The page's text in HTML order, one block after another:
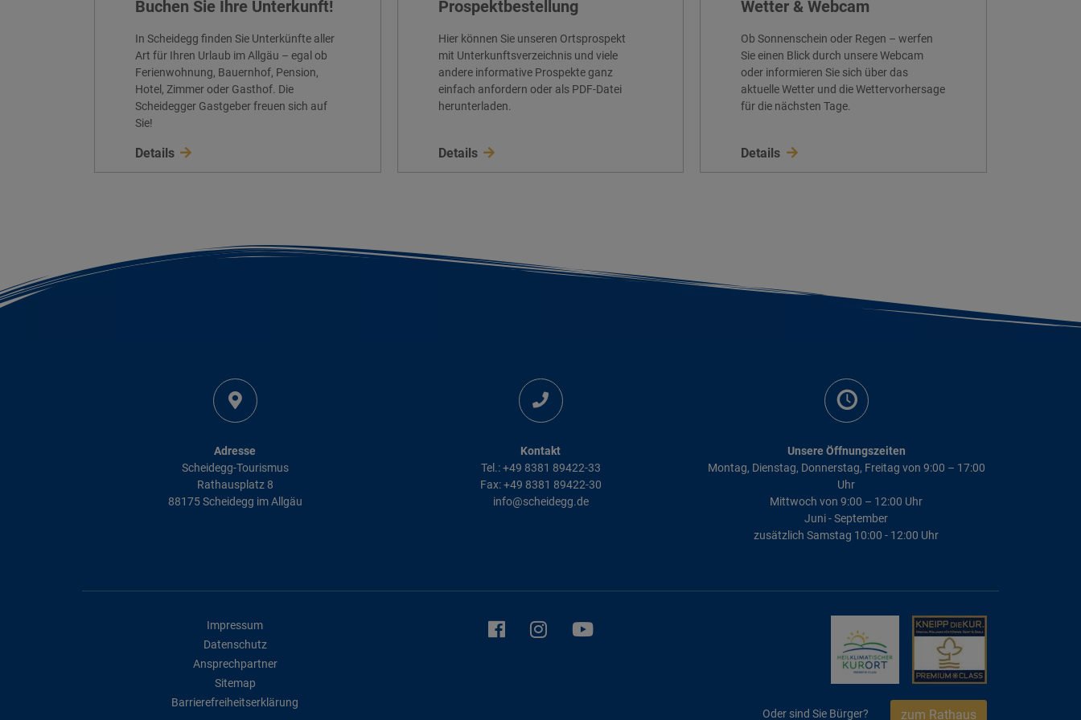
Buchen Sie Ihre Unterkunft!
In Scheidegg finden Sie Unterkünfte aller
Art für Ihren Urlaub im Allgäu – egal ob
Ferienwohnung, Bauernhof, Pension,
Hotel, Zimmer oder Gasthof. Die
Scheidegger Gastgeber freuen sich auf
Sie!
Details
Prospektbestellung
Hier können Sie unseren Ortsprospekt
mit Unterkunftsverzeichnis und viele
andere informative Prospekte ganz
einfach anfordern oder als PDF-Datei
herunterladen.
Details
Wetter & Webcam
Ob Sonnenschein oder Regen – werfen
Sie einen Blick durch unsere Webcam
oder informieren Sie sich über das
aktuelle Wetter und die Wettervorhersage
für die nächsten Tage.
Details
Adresse
Scheidegg-Tourismus
Rathausplatz 8
88175 Scheidegg im Allgäu
Kontakt
Tel.: +49 8381 89422-33
Fax: +49 8381 89422-30
info@scheidegg.de
Unsere Öffnungszeiten
Montag, Dienstag, Donnerstag, Freitag von 9:00 – 17:00
Uhr
Mittwoch von 9:00 – 12:00 Uhr
Juni - September
zusätzlich Samstag 10:00 - 12:00 Uhr
Impressum
Datenschutz
Ansprechpartner
Sitemap
Barrierefreiheitserklärung
Oder sind Sie Bürger?
zum Rathaus